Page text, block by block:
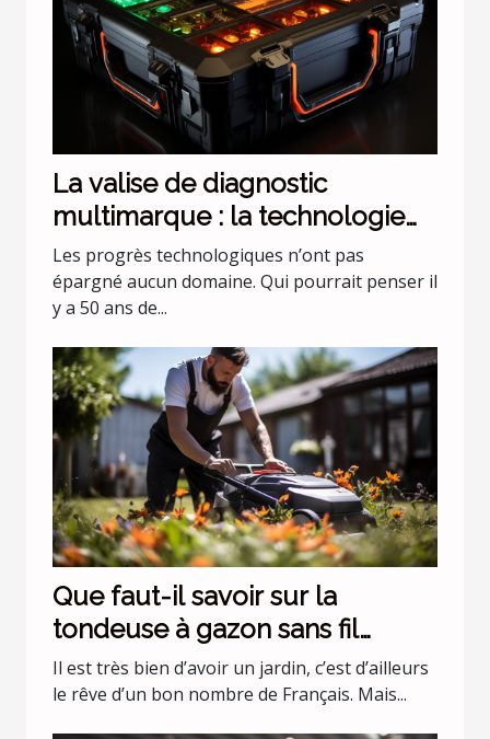
La valise de diagnostic
multimarque : la technologie
évolue !
Les progrès technologiques n’ont pas
épargné aucun domaine. Qui pourrait penser il
y a 50 ans de...
Que faut-il savoir sur la
tondeuse à gazon sans fil
batterie 36 v Black+Decker
CLMA4820L2-QW ?
Il est très bien d’avoir un jardin, c’est d’ailleurs
le rêve d’un bon nombre de Français. Mais...